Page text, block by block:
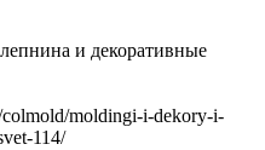
и декоративные
colmold/moldingi-i-dekory-i-
114/